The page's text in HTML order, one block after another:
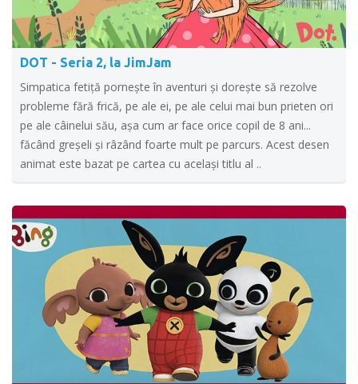
DOT - Seria 2, la JimJam
Simpatica fetiță pornește în aventuri și dorește să rezolve
probleme fără frică, pe ale ei, pe ale celui mai bun prieten ori
pe ale câinelui său, așa cum ar face orice copil de 8 ani...
făcând greșeli și râzând foarte mult pe parcurs. Acest desen
animat este bazat pe cartea cu același titlu al ..